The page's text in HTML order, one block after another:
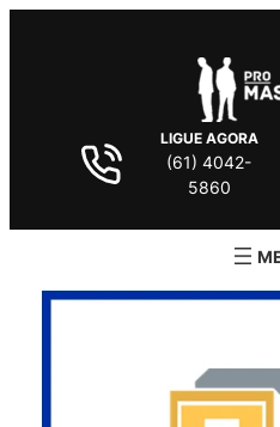
LIGUE AGORA
(61) 4042-
5860